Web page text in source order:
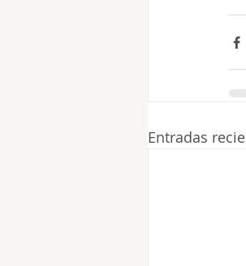
Entradas